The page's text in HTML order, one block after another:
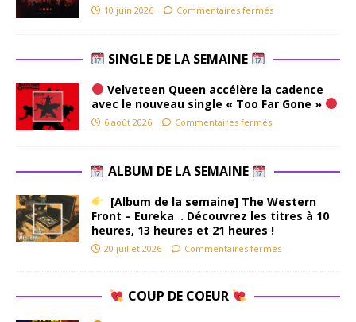
10 juin 2026 Commentaires fermés
SINGLE DE LA SEMAINE
Velveteen Queen accélère la cadence
avec le nouveau single « Too Far Gone »
6 août 2026 Commentaires fermés
ALBUM DE LA SEMAINE
[Album de la semaine] The Western
Front – Eureka . Découvrez les titres à 10
heures, 13 heures et 21 heures !
20 juillet 2026 Commentaires fermés
COUP DE COEUR